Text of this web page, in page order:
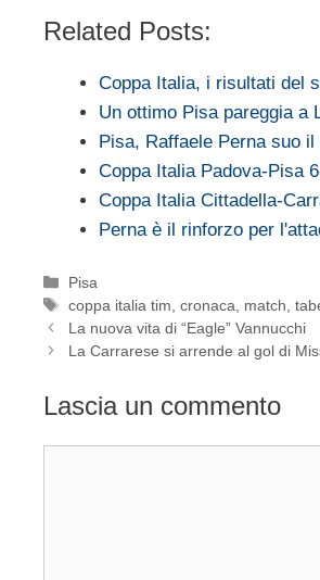
Related Posts:
Coppa Italia, i risultati del
Un ottimo Pisa pareggia a
Pisa, Raffaele Perna suo
Coppa Italia Padova-Pisa
Coppa Italia Cittadella-
Perna è il rinforzo per
Categorie
Pisa
Tag
coppa italia tim ,cronaca match ,
La nuova vita di “Eagle” Vannucchi
La Carrarese si arrende al gol di
Lascia un commento